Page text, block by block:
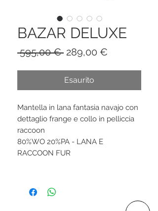
BAZAR DELUXE
595,00 € Prezzo
289,00 €
Esaurito
Mantella in lana fantasia navajo con
dettaglio frange e collo in pelliccia
raccoon
80%WO 20%PA - LANA E
RACCOON FUR